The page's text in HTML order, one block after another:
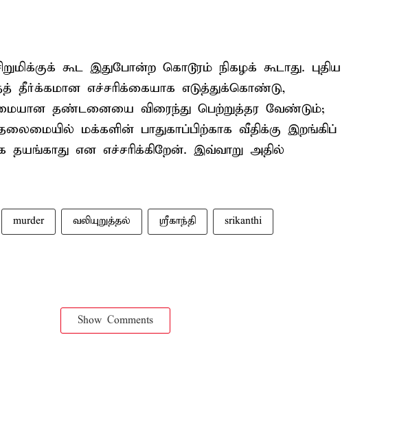
கூட இதுபோன்ற கொடூரம் நிகழக் கூடாது. புதிய
தீர்க்கமான எச்சரிக்கையாக எடுத்துக்கொண்டு,
தண்டனையை விரைந்து பெற்றுத்தர வேண்டும்;
மக்களின் பாதுகாப்பிற்காக வீதிக்கு இறங்கிப்
தயங்காது என எச்சரிக்கிறேன். இவ்வாறு அதில்
murder வலியுறுத்தல் ஸ்ரீகாந்தி srikanthi
Show Comments